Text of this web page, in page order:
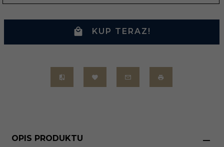
KUP TERAZ!
OPIS PRODUKTU